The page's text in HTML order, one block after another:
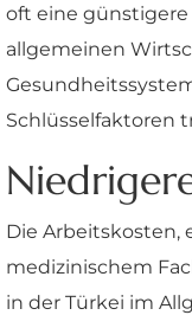
oft eine
allgemeinen
Schlüsselfaktoren
Die Arbeitskosten,
medizinischem
in der Türkei im